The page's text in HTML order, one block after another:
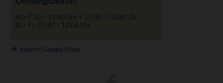
Mo: 7:30 – 12:00 Uhr + 15:30 – 18:00 Uhr
Di – Fr: 07:30 – 12:00 Uhr
Anfahrt Google Maps